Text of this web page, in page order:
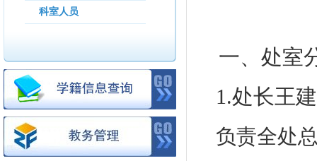
一、处室
1.处长王建
负责全处
科室人员